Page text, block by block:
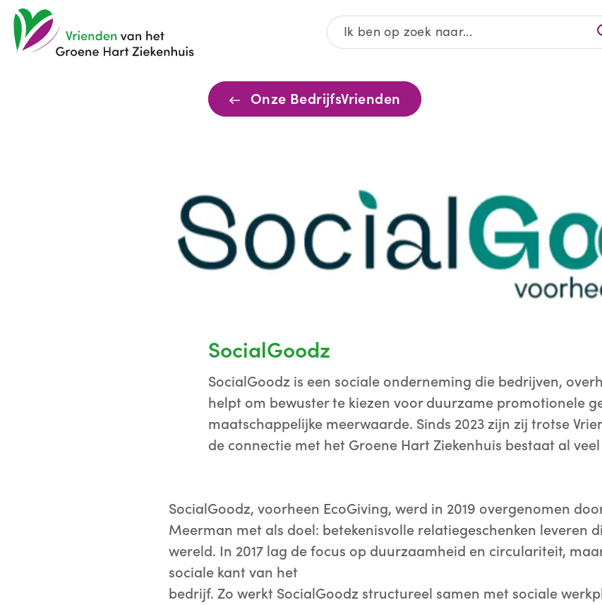
Onze BedrijfsVrienden
SocialGoodz
SocialGoodz is een sociale onderneming die bedrijven,
helpt om bewuster te kiezen voor duurzame promotionele
maatschappelijke meerwaarde. Sinds 2023 zijn zij trotse
de connectie met het Groene Hart Ziekenhuis bestaat al
SocialGoodz, voorheen EcoGiving, werd in 2019 overgenomen
Meerman met als doel: betekenisvolle relatiegeschenken leveren
wereld. In 2017 lag de focus op duurzaamheid en circulariteit,
sociale kant van het
bedrijf. Zo werkt SocialGoodz structureel samen met sociale